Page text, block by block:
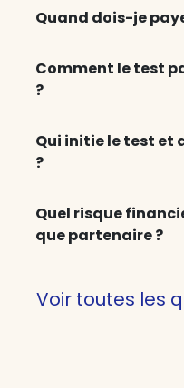
Quand dois-je
Comment le test
?
Qui initie le test et
?
Quel risque
que partenaire ?​
Voir toutes les